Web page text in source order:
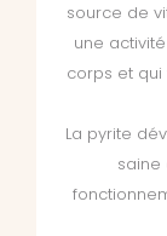
source de
une
corps et qui
La pyrite
saine